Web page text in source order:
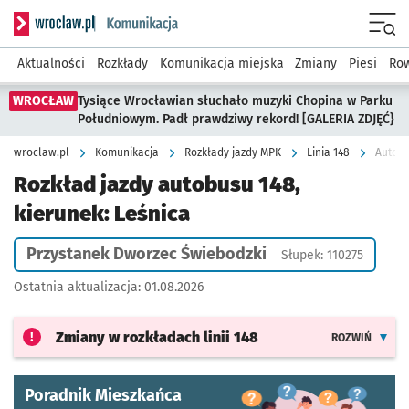
Serwis informacyjny wroclaw.pl podserwis: Komunikacja
Aktualności Rozkłady Komunikacja miejska Zmiany Piesi
WROCŁAW Tysiące Wrocławian słuchało muzyki Chopina w Parku
Południowym. Padł prawdziwy rekord! [GALERIA ZDJĘĆ}
wroclaw.pl Komunikacja Rozkłady jazdy MPK Linia 148
Rozkład jazdy autobusu 148,
kierunek: Leśnica
Przystanek Dworzec Świebodzki Słupek: 110275
Ostatnia aktualizacja: 01.08.2026
Zmiany w rozkładach linii 148 ROZWIŃ
Poradnik Mieszkańca